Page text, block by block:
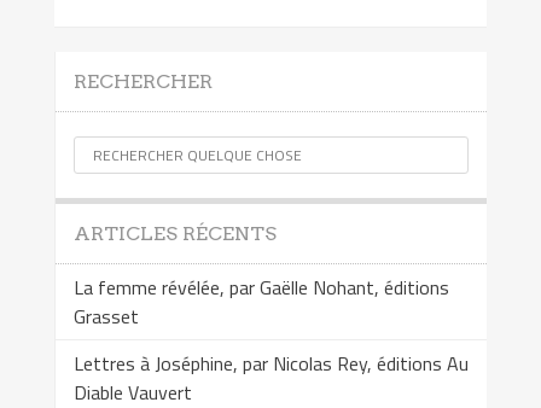
RECHERCHER
ARTICLES RÉCENTS
La femme révélée, par Gaëlle Nohant, éditions
Grasset
Lettres à Joséphine, par Nicolas Rey, éditions Au
Diable Vauvert